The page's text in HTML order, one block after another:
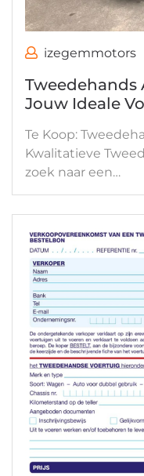
izegemmotors
Tweedehands
Jouw Ideale
Te Koop:
Kwalitatieve
zoek naar een…